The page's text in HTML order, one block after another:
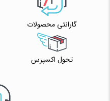
گارانتی محصولات
تحول اکسپرس